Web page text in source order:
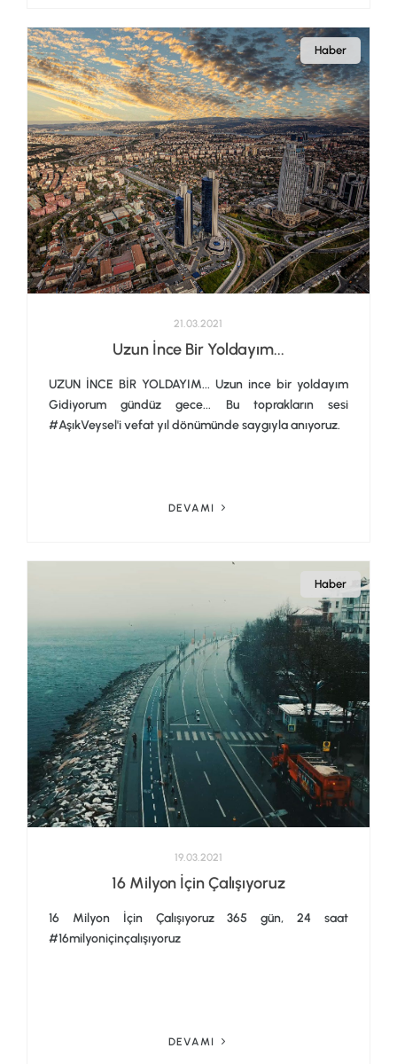
Haber
21.03.2021
Uzun İnce Bir Yoldayım...
UZUN İNCE BİR YOLDAYIM... Uzun ince bir yoldayım
Gidiyorum gündüz gece... Bu toprakların sesi
#AşıkVeysel'i vefat yıl dönümünde saygıyla anıyoruz.
DEVAMI
Haber
19.03.2021
16 Milyon İçin Çalışıyoruz
16 Milyon İçin Çalışıyoruz 365 gün, 24 saat
#16milyoniçinçalışıyoruz
DEVAMI